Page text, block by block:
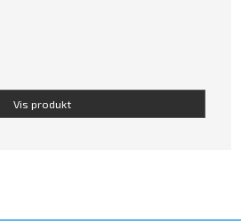
Vis produkt